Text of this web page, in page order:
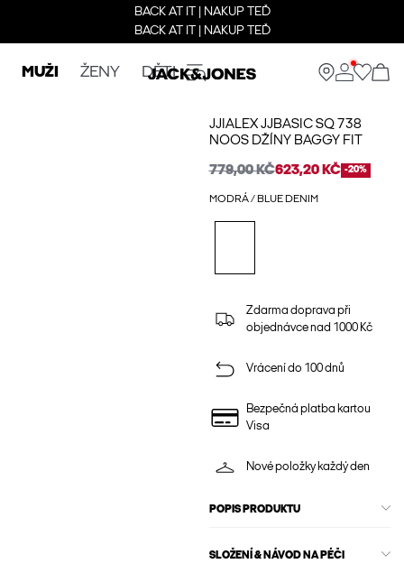
BACK AT IT | NAKUP TEĎ
BACK AT IT | NAKUP TEĎ
MUŽI ŽENY DĚTI
JJIALEX JJBASIC SQ 738
NOOS DŽÍNY BAGGY FIT
779,00 KČ623,20 KČ -20%
MODRÁ / BLUE DENIM
Zdarma doprava při
objednávce nad 1000 Kč
Vrácení do 100 dnů
Bezpečná platba kartou
Visa
Nové položky každý den
POPIS PRODUKTU
SLOŽENÍ & NÁVOD NA PÉČI